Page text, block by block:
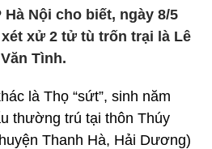
Hà Nội cho biết, ngày 8/5
xử 2 tử tù trốn trại là Lê
Tình.
là Thọ “sứt”, sinh năm
thường trú tại thôn Thúy
Thanh Hà, Hải Dương)